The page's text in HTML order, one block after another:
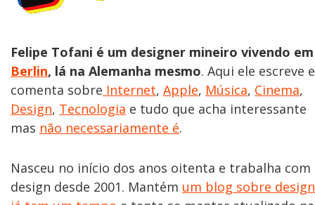
Felipe Tofani é um designer mineiro vivendo em
Berlin, lá na Alemanha mesmo. Aqui ele escreve e
comenta sobre Internet, Apple, Música, Cinema,
Design, Tecnologia e tudo que acha interessante
mas não necessariamente é.
Nasceu no início dos anos oitenta e trabalha com
design desde 2001. Mantém um blog sobre design